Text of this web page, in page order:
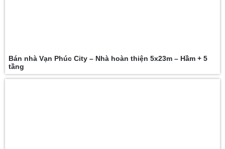
Bán nhà Vạn Phúc City – Nhà hoàn thiện 5x23m – Hầm + 5
tầng